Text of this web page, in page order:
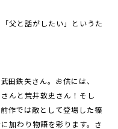
父と話がしたい」というた
田鉄矢さん。お供には、
んと荒井敦史さん！そし
作では敵として登場した篠
加わり物語を彩ります。さ